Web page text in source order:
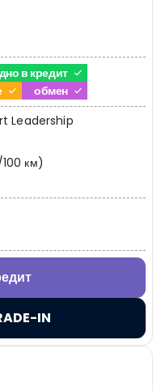
в кредит
обмен
Leadership
км)
IN